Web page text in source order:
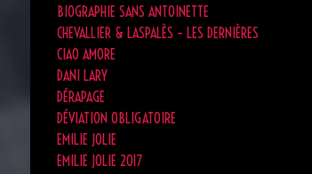
BIOGRAPHIE SANS ANTOINETTE
CHEVALLIER & LASPALÈS – LES DERNIÈRES
CIAO AMORE
DANI LARY
DÉRAPAGE
DÉVIATION OBLIGATOIRE
EMILIE JOLIE
EMILIE JOLIE 2017